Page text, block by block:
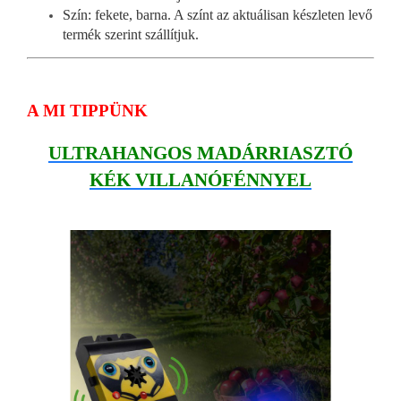
Szín: fekete, barna. A színt az aktuálisan készleten levő
termék szerint szállítjuk.
A MI TIPPÜNK
ULTRAHANGOS MADÁRRIASZTÓ
KÉK VILLANÓFÉNNYEL